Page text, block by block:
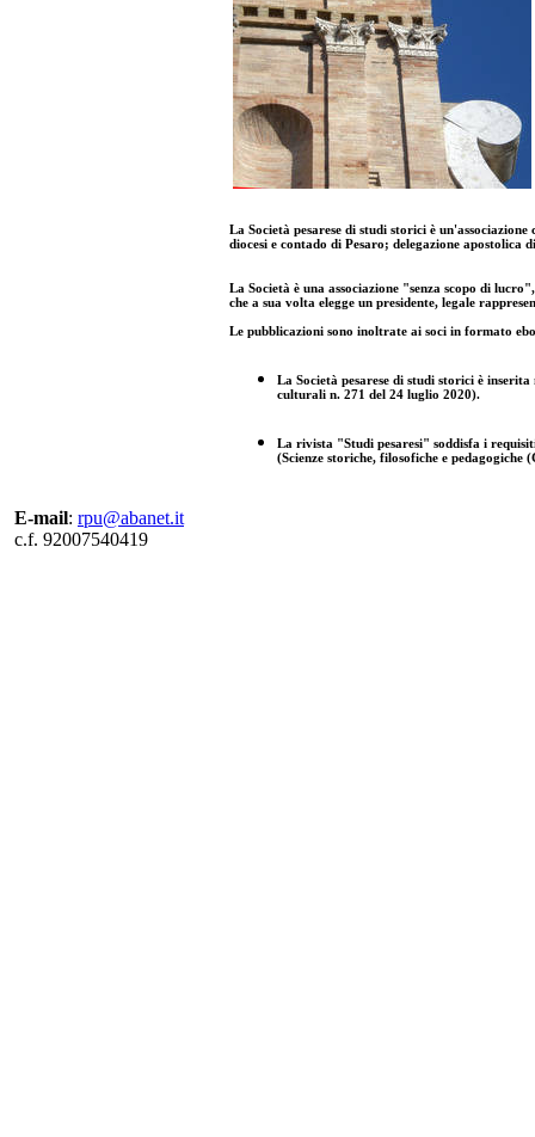
La Società pesarese di studi storici è un'associazione
diocesi e contado di Pesaro; delegazione
La Società è una associazione "senza scopo di
che a sua volta elegge un presidente, legale
Le pubblicazioni sono inoltrate ai soci in formato
La Società pesarese di studi storici è inserita
culturali n. 271 del 24 luglio 2020).
La rivista "Studi pesaresi" soddisfa i
(Scienze storiche, filosofiche e
E-mail: rpu@abanet.it
c.f. 92007540419